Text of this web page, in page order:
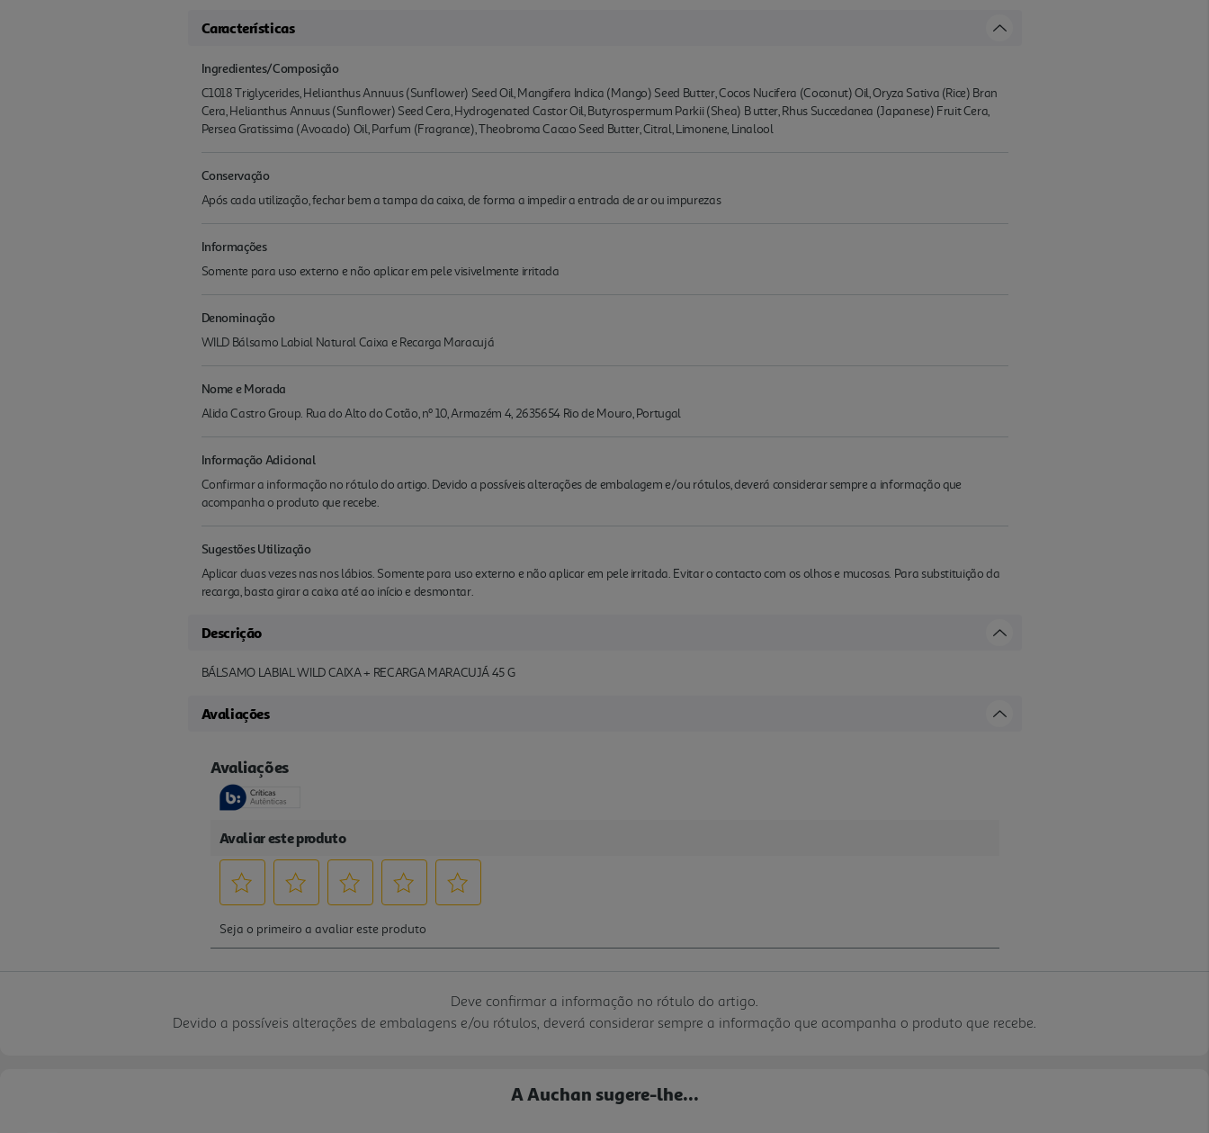
Características
Ingredientes/Composição
C1018 Triglycerides, Helianthus Annuus (Sunflower) Seed Oil, Mangifera Indica (Mango) Seed Butter, Cocos Nucifera (Coconut) Oil, Oryza Sativa (Rice) Bran
Cera, Helianthus Annuus (Sunflower) Seed Cera, Hydrogenated Castor Oil, Butyrospermum Parkii (Shea) B utter, Rhus Succedanea (Japanese) Fruit Cera,
Persea Gratissima (Avocado) Oil, Parfum (Fragrance), Theobroma Cacao Seed Butter, Citral, Limonene, Linalool
Conservação
Após cada utilização, fechar bem a tampa da caixa, de forma a impedir a entrada de ar ou impurezas
Informações
Somente para uso externo e não aplicar em pele visivelmente irritada
Denominação
WILD Bálsamo Labial Natural Caixa e Recarga Maracujá
Nome e Morada
Alida Castro Group. Rua do Alto do Cotão, nº 10, Armazém 4, 2635654 Rio de Mouro, Portugal
Informação Adicional
Confirmar a informação no rótulo do artigo. Devido a possíveis alterações de embalagem e/ou rótulos, deverá considerar sempre a informação que
acompanha o produto que recebe.
Sugestões Utilização
Aplicar duas vezes nas nos lábios. Somente para uso externo e não aplicar em pele irritada. Evitar o contacto com os olhos e mucosas. Para substituição da
recarga, basta girar a caixa até ao início e desmontar.
Descrição
BÁLSAMO LABIAL WILD CAIXA + RECARGA MARACUJÁ 45 G
Avaliações
Deve confirmar a informação no rótulo do artigo.
Devido a possíveis alterações de embalagens e/ou rótulos, deverá considerar sempre a informação que acompanha o produto que recebe.
A Auchan sugere-lhe...